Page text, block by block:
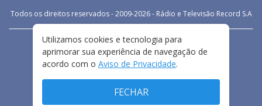
Todos os direitos reservados - 2009-2026- Rádio e Televisão Record S.A
FALE CONOSCO
PRIVACIDADE
TERMOS E CONDIÇÕES DE USO
Utilizamos cookies e tecnologia para
aprimorar sua experiência de navegação de
acordo com o Aviso de Privacidade.
FECHAR